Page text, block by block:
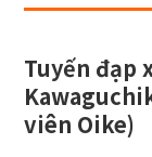
Tuyến đạp
viên Oike)